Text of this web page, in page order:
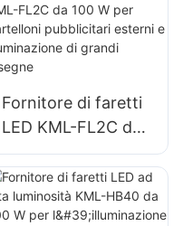
porti e banchine
Fornitore di faretti
LED KML-FL2C da
100 W per
cartelloni
pubblicitari esterni